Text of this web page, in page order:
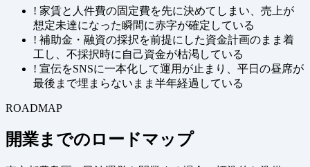
! 家賃と人件費の固定費を先に決めてしまい、売上が
想定未達になった瞬間に赤字が確定している
! 補助金・融資の採択を前提にした資金計画のまま着
工し、不採択時に自己資金が枯渇している
! 宣伝をSNSに一本化して運用が止まり、平日の昼席が
最後まで埋まらないまま半年経過している
ROADMAP
開業までのロードマップ